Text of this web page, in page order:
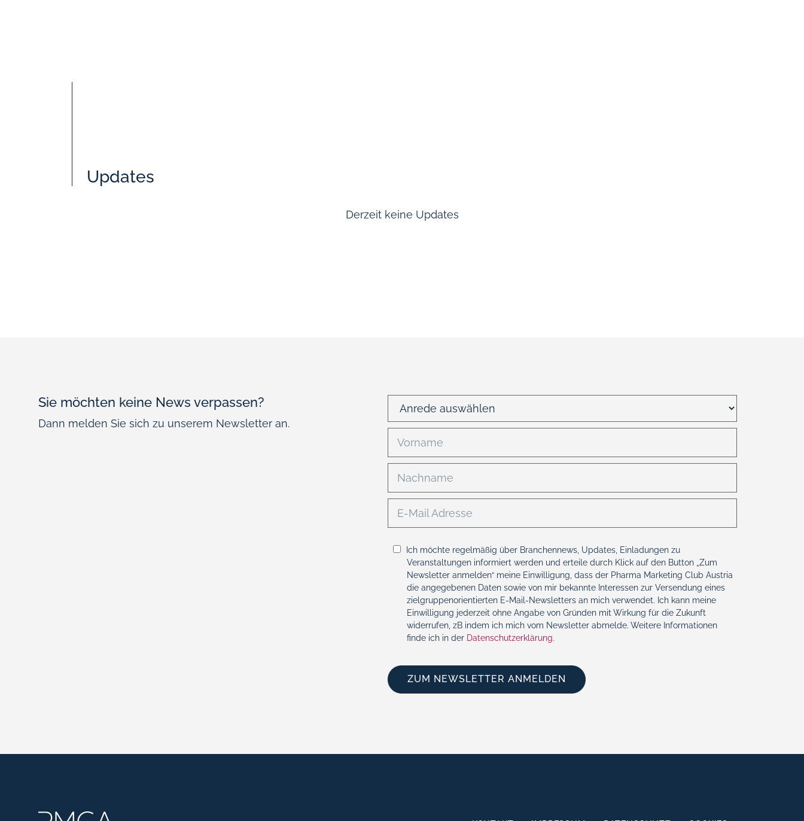
Updates
Derzeit keine Updates
Sie möchten keine News verpassen?
Dann melden Sie sich zu unserem Newsletter an.
Ich möchte regelmäßig über Branchennews, Updates, Einladungen zu
Veranstaltungen informiert werden und erteile durch Klick auf den Button „Zum
Newsletter anmelden“ meine Einwilligung, dass der Pharma Marketing Club Austria
die angegebenen Daten sowie von mir bekannte Interessen zur Versendung eines
zielgruppenorientierten E-Mail-Newsletters an mich verwendet. Ich kann meine
Einwilligung jederzeit ohne Angabe von Gründen mit Wirkung für die Zukunft
widerrufen, zB indem ich mich vom Newsletter abmelde. Weitere Informationen
finde ich in der Datenschutzerklärung.
ZUM NEWSLETTER ANMELDEN